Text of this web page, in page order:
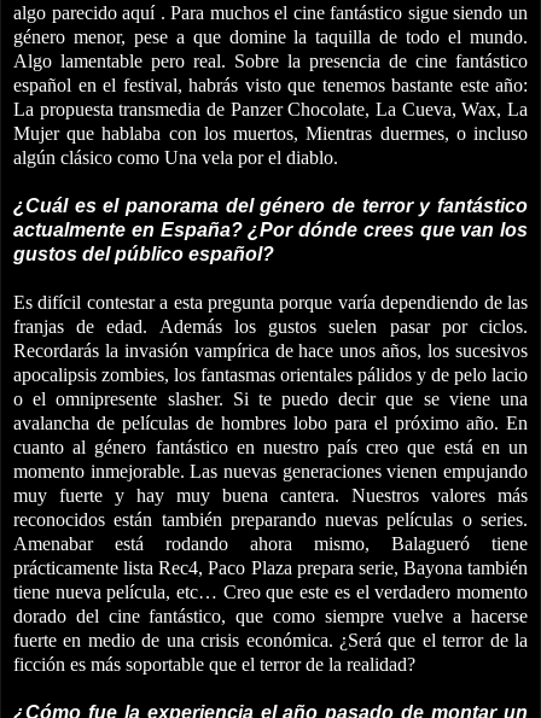
algo parecido aquí . Para muchos el cine fantástico sigue siendo un
género menor, pese a que domine la taquilla de todo el mundo.
Algo lamentable pero real. Sobre la presencia de cine fantástico
español en el festival, habrás visto que tenemos bastante este año:
La propuesta transmedia de Panzer Chocolate, La Cueva, Wax, La
Mujer que hablaba con los muertos, Mientras duermes, o incluso
algún clásico como Una vela por el diablo.
¿Cuál es el panorama del género de terror y fantástico
actualmente en España? ¿Por dónde crees que van los
gustos del público español?
Es difícil contestar a esta pregunta porque varía dependiendo de las
franjas de edad. Además los gustos suelen pasar por ciclos.
Recordarás la invasión vampírica de hace unos años, los sucesivos
apocalipsis zombies, los fantasmas orientales pálidos y de pelo lacio
o el omnipresente slasher. Si te puedo decir que se viene una
avalancha de películas de hombres lobo para el próximo año. En
cuanto al género fantástico en nuestro país creo que está en un
momento inmejorable. Las nuevas generaciones vienen empujando
muy fuerte y hay muy buena cantera. Nuestros valores más
reconocidos están también preparando nuevas películas o series.
Amenabar está rodando ahora mismo, Balagueró tiene
prácticamente lista Rec4, Paco Plaza prepara serie, Bayona también
tiene nueva película, etc… Creo que este es el verdadero momento
dorado del cine fantástico, que como siempre vuelve a hacerse
fuerte en medio de una crisis económica. ¿Será que el terror de la
ficción es más soportable que el terror de la realidad?
¿Cómo fue la experiencia el año pasado de montar un